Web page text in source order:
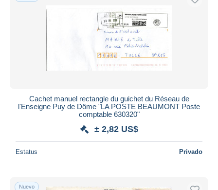
Francia
Subastas sin pujas
Casa de subastas
Duration
Cerrando dentro
De US$
Envío gratis
Cachet manuel rectangle du guichet du Réseau de
l'Enseigne Puy de Dôme "LA POSTE BEAUMONT Poste
comptable 630320"
± 2,82 US$
Estatus Privado
Nuevo